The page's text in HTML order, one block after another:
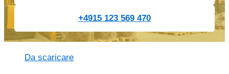
+4915 123 569 470
Da scaricare